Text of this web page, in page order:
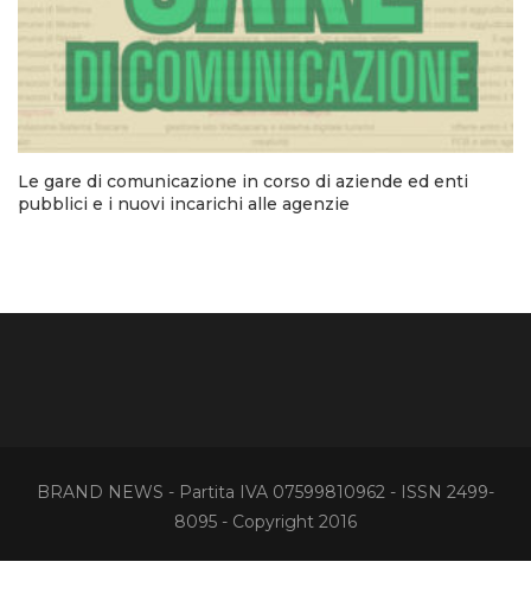
Le gare di comunicazione in corso di aziende ed enti
pubblici e i nuovi incarichi alle agenzie
BRAND NEWS - Partita IVA 07599810962 - ISSN 2499-
8095 - Copyright 2016